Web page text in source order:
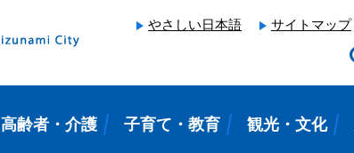
やさしい日本語 サイトマップ
高齢者・介護 子育て・教育 観光・文化